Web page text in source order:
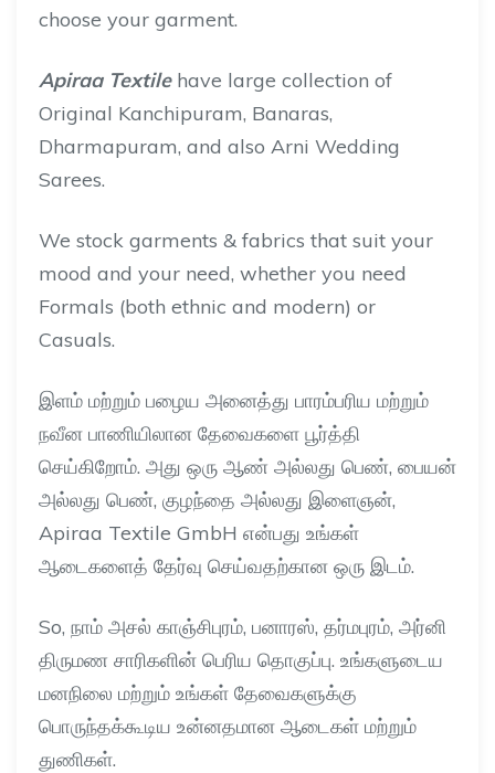
choose your garment.
Apiraa Textilehave large collection of
Original Kanchipuram, Banaras,
Dharmapuram, and also Arni Wedding
Sarees.
We stock garments & fabrics that suit your
mood and your need, whether you need
Formals (both ethnic and modern) or
Casuals.
இளம் மற்றும் பழைய அனைத்து பாரம்பரிய மற்றும்
நவீன பாணியிலான தேவைகளை பூர்த்தி
செய்கிறோம். அது ஒரு ஆண் அல்லது பெண், பையன்
அல்லது பெண், குழந்தை அல்லது இளைஞன்,
Apiraa Textile GmbH என்பது உங்கள்
ஆடைகளைத் தேர்வு செய்வதற்கான ஒரு இடம்.
So, நாம் அசல் காஞ்சிபுரம், பனாரஸ், தர்மபுரம், அர்னி
திருமண சாரிகளின் பெரிய தொகுப்பு. உங்களுடைய
மனநிலை மற்றும் உங்கள் தேவைகளுக்கு
பொருந்தக்கூடிய உன்னதமான ஆடைகள் மற்றும்
துணிகள்.